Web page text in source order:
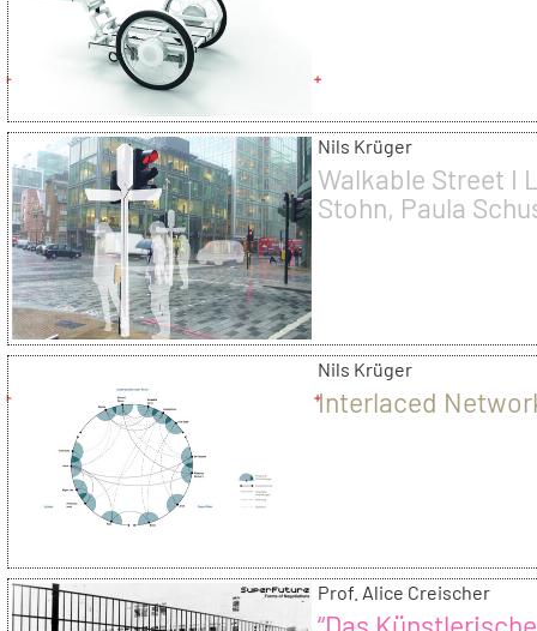
Nils Krüger
Walkable Street I
Stohn, Paula
Nils Krüger
Interlaced
Prof. Alice Creischer